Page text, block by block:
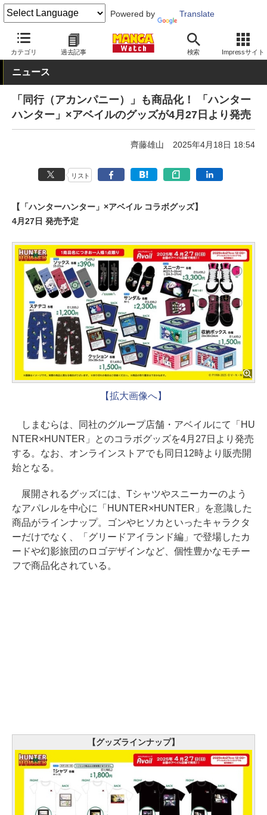
Powered by Translate
カテゴリ 過去記事 検索 Impressサイト
MANGA Watch 少年 HUNTER×HUNTER
ニュース
「同行（アカンパニー）」も商品化！ 「ハンター
ハンター」×アベイルのグッズが4月27日より発売
齊藤雄山 2025年4月18日 18:54
リスト
【「ハンターハンター」×アベイル コラボグッズ】
4月27日 発売予定
【拡大画像へ】
しまむらは、同社のグループ店舗・アベイルにて「HU
NTER×HUNTER」とのコラボグッズを4月27日より発売
する。なお、オンラインストアでも同日12時より販売開
始となる。
展開されるグッズには、Tシャツやスニーカーのよう
なアパレルを中心に「HUNTER×HUNTER」を意識した
商品がラインナップ。ゴンやヒソカといったキャラクタ
ーだけでなく、「グリードアイランド編」で登場したカ
ードや幻影旅団のロゴデザインなど、個性豊かなモチー
フで商品化されている。
【グッズラインナップ】